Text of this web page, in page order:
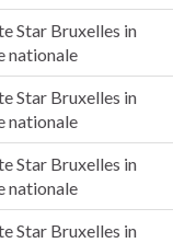
Star Bruxelles in
nationale
Star Bruxelles in
nationale
Star Bruxelles in
nationale
Star Bruxelles in